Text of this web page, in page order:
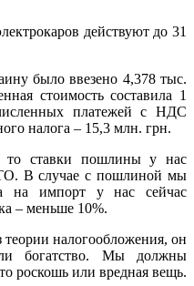
действуют до 31
было ввезено 4,378 тыс.
стоимость составила 1
платежей с НДС
налога – 15,3 млн. грн.
то ставки пошлины у нас
В случае с пошлиной мы
на импорт у нас сейчас
– меньше 10%.
налогообложения, он
богатство. Мы должны
роскошь или вредная вещь.